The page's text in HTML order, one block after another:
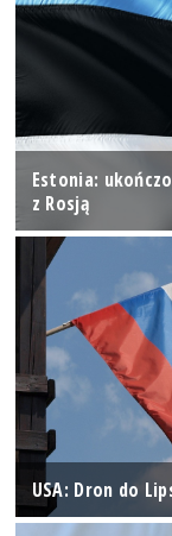
Estonia:
z Rosją
USA: Dron do